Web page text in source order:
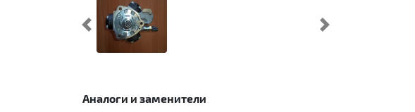
Предыдущий Cледующий
Аналоги и заменители